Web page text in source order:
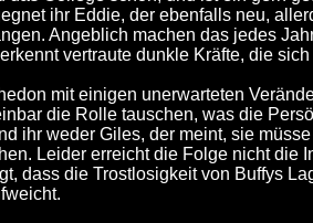
ihr Eddie, der ebenfalls neu,
Angeblich machen das jedes
vertraute dunkle Kräfte, die
mit einigen unerwarteten
die Rolle tauschen, was die
ihr weder Giles, der meint, sie
Leider erreicht die Folge nicht die
dass die Trostlosigkeit von Buffys